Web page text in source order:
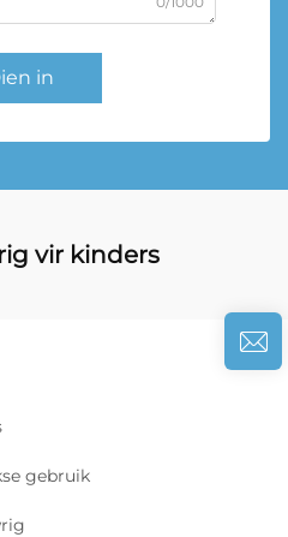
in
vir kinders
gebruik